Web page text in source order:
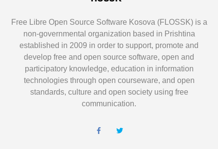
Free Libre Open Source Software Kosova (FLOSSK) is a
non-governmental organization based in Prishtina
established in 2009 in order to support, promote and
develop free and open source software, open and
participatory knowledge, education in information
technologies through open courseware, and open
standards, culture and open society using free
communication.